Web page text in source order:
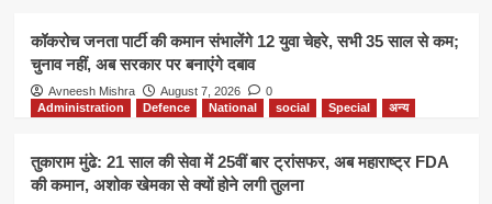
कॉकरोच जनता पार्टी की कमान संभालेंगे 12 युवा चेहरे, सभी 35 साल से कम;
चुनाव नहीं, अब सरकार पर बनाएंगे दबाव
Avneesh Mishra August 7, 2026
0
Administration
Defence National social Special अन्य
तुकाराम मुंढे: 21 साल की सेवा में 25वीं बार ट्रांसफर, अब महाराष्ट्र FDA
की कमान, अशोक खेमका से क्यों होने लगी तुलना